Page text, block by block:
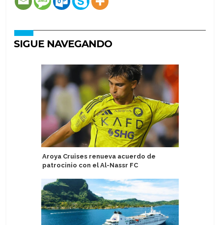
SIGUE NAVEGANDO
Aroya Cruises renueva acuerdo de
patrocinio con el Al-Nassr FC